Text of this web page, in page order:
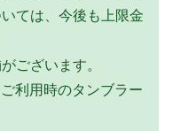
ては、今後も上限金
ございます。
利用時のタンブラー